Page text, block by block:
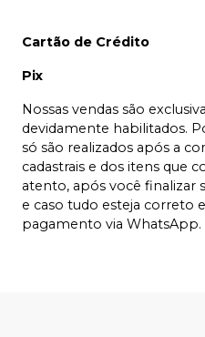
Cartão de Crédito
Pix
Nossas vendas são
devidamente habilitados.
só são realizados após a
cadastrais e dos itens que
atento, após você finalizar
e caso tudo esteja correto
pagamento via WhatsApp.